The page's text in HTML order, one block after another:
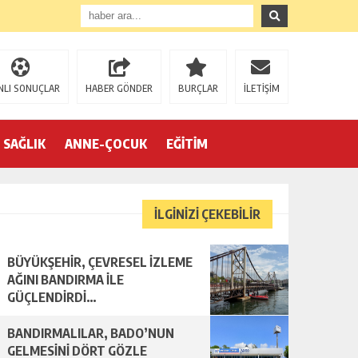
SONUÇLAR HABER GÖNDER BURÇLAR İLETİŞİM
SAĞLIK ANNE-ÇOCUK EĞİTİM
İLGİNİZİ ÇEKEBİLİR
BÜYÜKŞEHİR, ÇEVRESEL İZLEME
AĞINI BANDIRMA İLE
GÜÇLENDİRDİ…
BANDIRMALILAR, BADO’NUN
GELMESİNİ DÖRT GÖZLE